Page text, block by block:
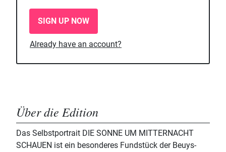
SIGN UP NOW
Already have an account?
Über die Edition
Das Selbstportrait DIE SONNE UM MITTERNACHT
SCHAUEN ist ein besonderes Fundstück der Beuys-